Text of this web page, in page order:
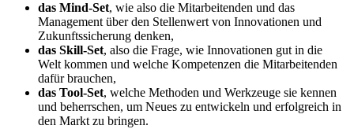
das Mind-Set, wie also die Mitarbeitenden und das
Management über den Stellenwert von Innovationen und
Zukunftssicherung denken,
das Skill-Set, also die Frage, wie Innovationen gut in die
Welt kommen und welche Kompetenzen die Mitarbeitenden
dafür brauchen,
das Tool-Set, welche Methoden und Werkzeuge sie kennen
und beherrschen, um Neues zu entwickeln und erfolgreich in
den Markt zu bringen.